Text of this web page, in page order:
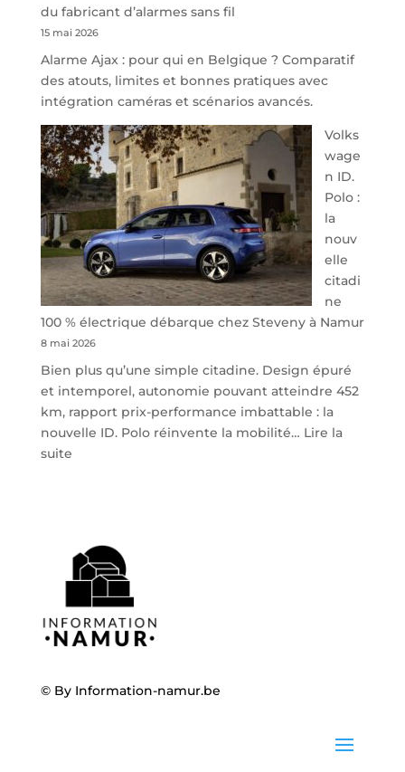
de
parking
sécurisé
à
l’aéroport
de
Charleroi
du fabricant d’alarmes sans fil
15 mai 2026
Alarme Ajax : pour qui en Belgique ? Comparatif
des atouts, limites et bonnes pratiques avec
intégration caméras et scénarios avancés.
Volks
wage
n ID.
Polo :
la
nouv
elle
citadi
ne
100 % électrique débarque chez Steveny à Namur
8 mai 2026
Bien plus qu’une simple citadine. Design épuré
et intemporel, autonomie pouvant atteindre 452
km, rapport prix-performance imbattable : la
nouvelle ID. Polo réinvente la mobilité… Lire la
suite:
la
nouvelle
citadine
100
%
débarque
© By Information-namur.be